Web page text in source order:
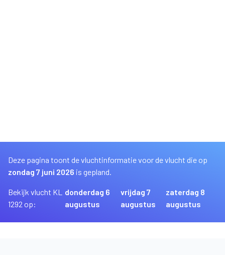
Deze pagina toont de vluchtinformatie voor de vlucht die op
zondag 7 juni 2026 is gepland.
Bekijk vlucht KL
1292 op:
donderdag 6
augustus
vrijdag 7
augustus
zaterdag 8
augustus